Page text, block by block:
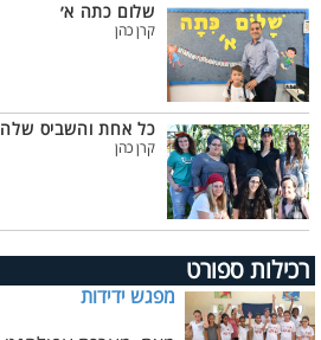
שלום כתה א׳
קרן כהן
כל אחת והשביס שלה
קרן כהן
רכילות ספורט
מפגש ידידות